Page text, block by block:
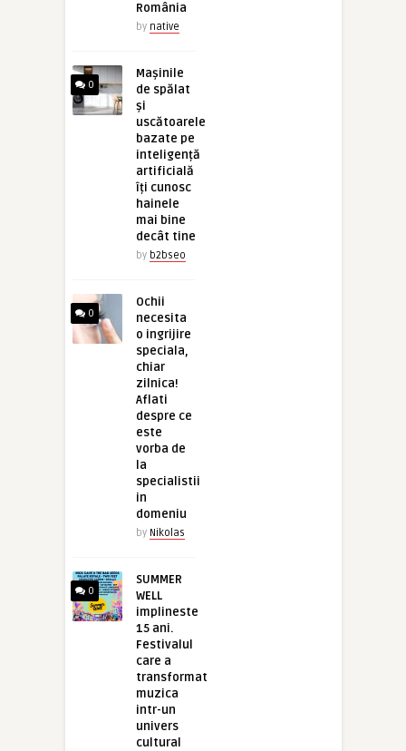
România
by native
0
Mașinile
de spălat
și
uscătoarele
bazate pe
inteligență
artificială
îți cunosc
hainele
mai bine
decât tine
by b2bseo
0
Ochii
necesita
o ingrijire
speciala,
chiar
zilnica!
Aflati
despre ce
este
vorba de
la
specialistii
in
domeniu
by Nikolas
0
SUMMER
WELL
implineste
15 ani.
Festivalul
care a
transformat
muzica
intr-un
univers
cultural